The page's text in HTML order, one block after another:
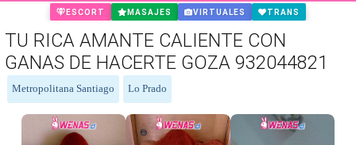
ESCORT MASAJES VIRTUALES TRANS
TU RICA AMANTE CALIENTE CON
GANAS DE HACERTE GOZA 932044821
Metropolitana Santiago Lo Prado